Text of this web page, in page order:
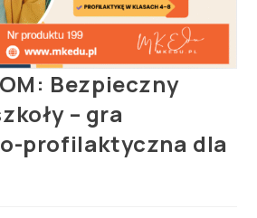
Bezpieczny
– gra
profilaktyczna dla